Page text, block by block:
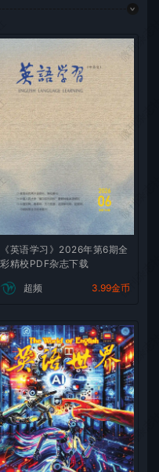
《英语学习》2026年第6期全
彩精校PDF杂志下载
超频 3.99金币
微刊杂
微刊杂
微刊杂
微刊杂
微刊杂
微刊杂